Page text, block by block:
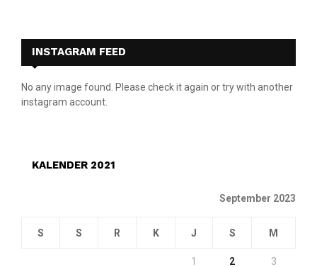
INSTAGRAM FEED
No any image found. Please check it again or try with another
instagram account.
KALENDER 2021
September 2023
S S R K J S M
1 2 3